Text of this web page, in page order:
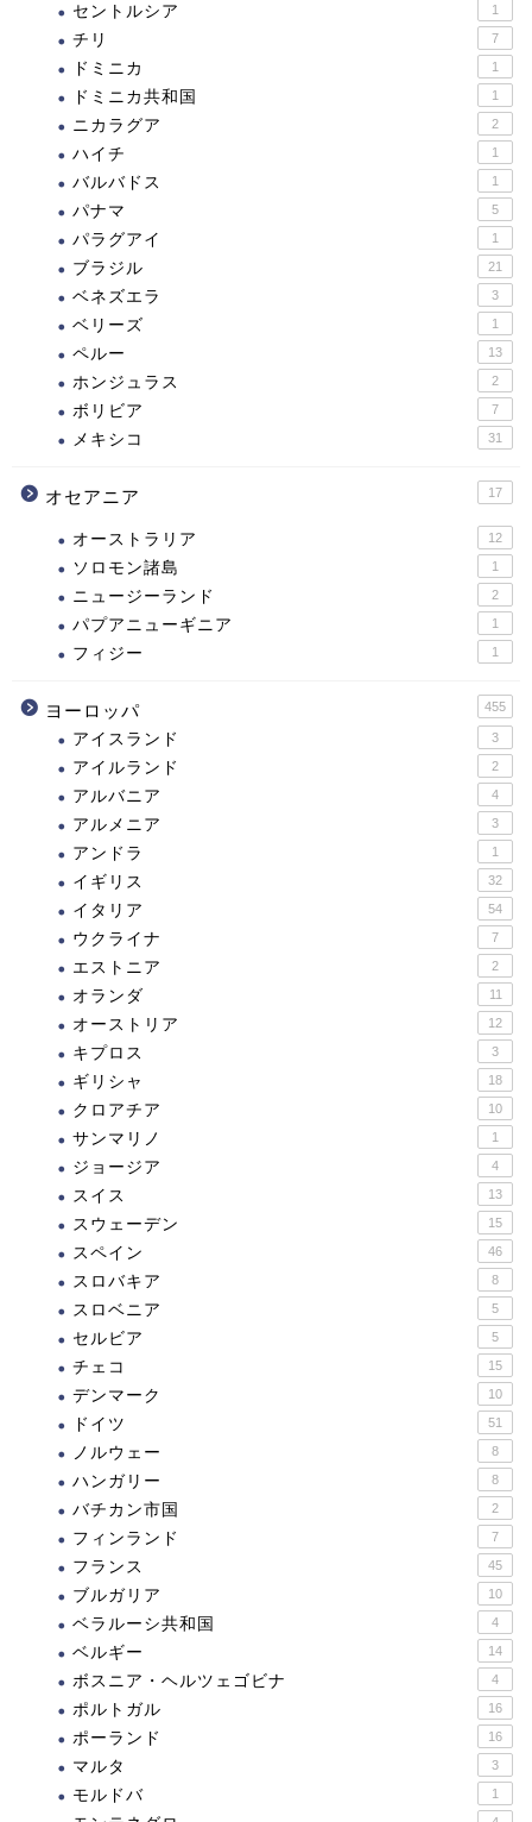
セントルシア 1
チリ 7
ドミニカ 1
ドミニカ共和国 1
ニカラグア 2
ハイチ 1
バルバドス 1
パナマ 5
パラグアイ 1
ブラジル 21
ベネズエラ 3
ベリーズ 1
ペルー 13
ホンジュラス 2
ボリビア 7
メキシコ 31
オセアニア 17
オーストラリア 12
ソロモン諸島 1
ニュージーランド 2
パプアニューギニア 1
フィジー 1
ヨーロッパ 455
アイスランド 3
アイルランド 2
アルバニア 4
アルメニア 3
アンドラ 1
イギリス 32
イタリア 54
ウクライナ 7
エストニア 2
オランダ 11
オーストリア 12
キプロス 3
ギリシャ 18
クロアチア 10
サンマリノ 1
ジョージア 4
スイス 13
スウェーデン 15
スペイン 46
スロバキア 8
スロベニア 5
セルビア 5
チェコ 15
デンマーク 10
ドイツ 51
ノルウェー 8
ハンガリー 8
バチカン市国 2
フィンランド 7
フランス 45
ブルガリア 10
ベラルーシ共和国 4
ベルギー 14
ボスニア・ヘルツェゴビナ 4
ポルトガル 16
ポーランド 16
マルタ 3
モルドバ 1